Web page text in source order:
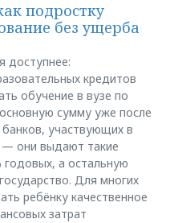
подростку
без ущерба
доступнее:
кредитов
обучение в вузе по
сумму уже после
участвующих в
они выдают такие
а остальную
Для многих
ребёнку качественное
затрат